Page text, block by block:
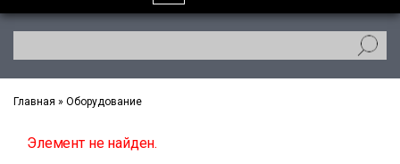
Главная » Оборудование
Элемент не найден.